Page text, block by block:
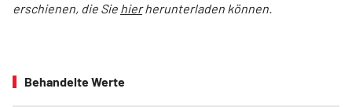
erschienen, die Sie hierherunterladen können.
Behandelte Werte